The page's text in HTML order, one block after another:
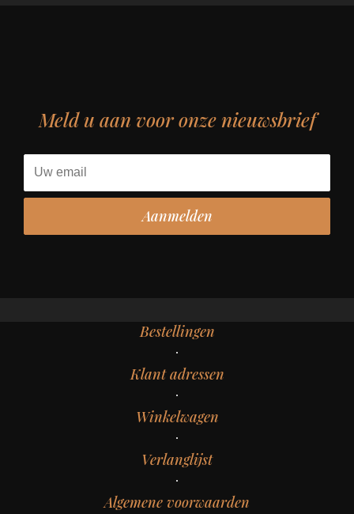
Meld u aan voor onze nieuwsbrief
Bestellingen
Klant adressen
Winkelwagen
Verlanglijst
Algemene voorwaarden